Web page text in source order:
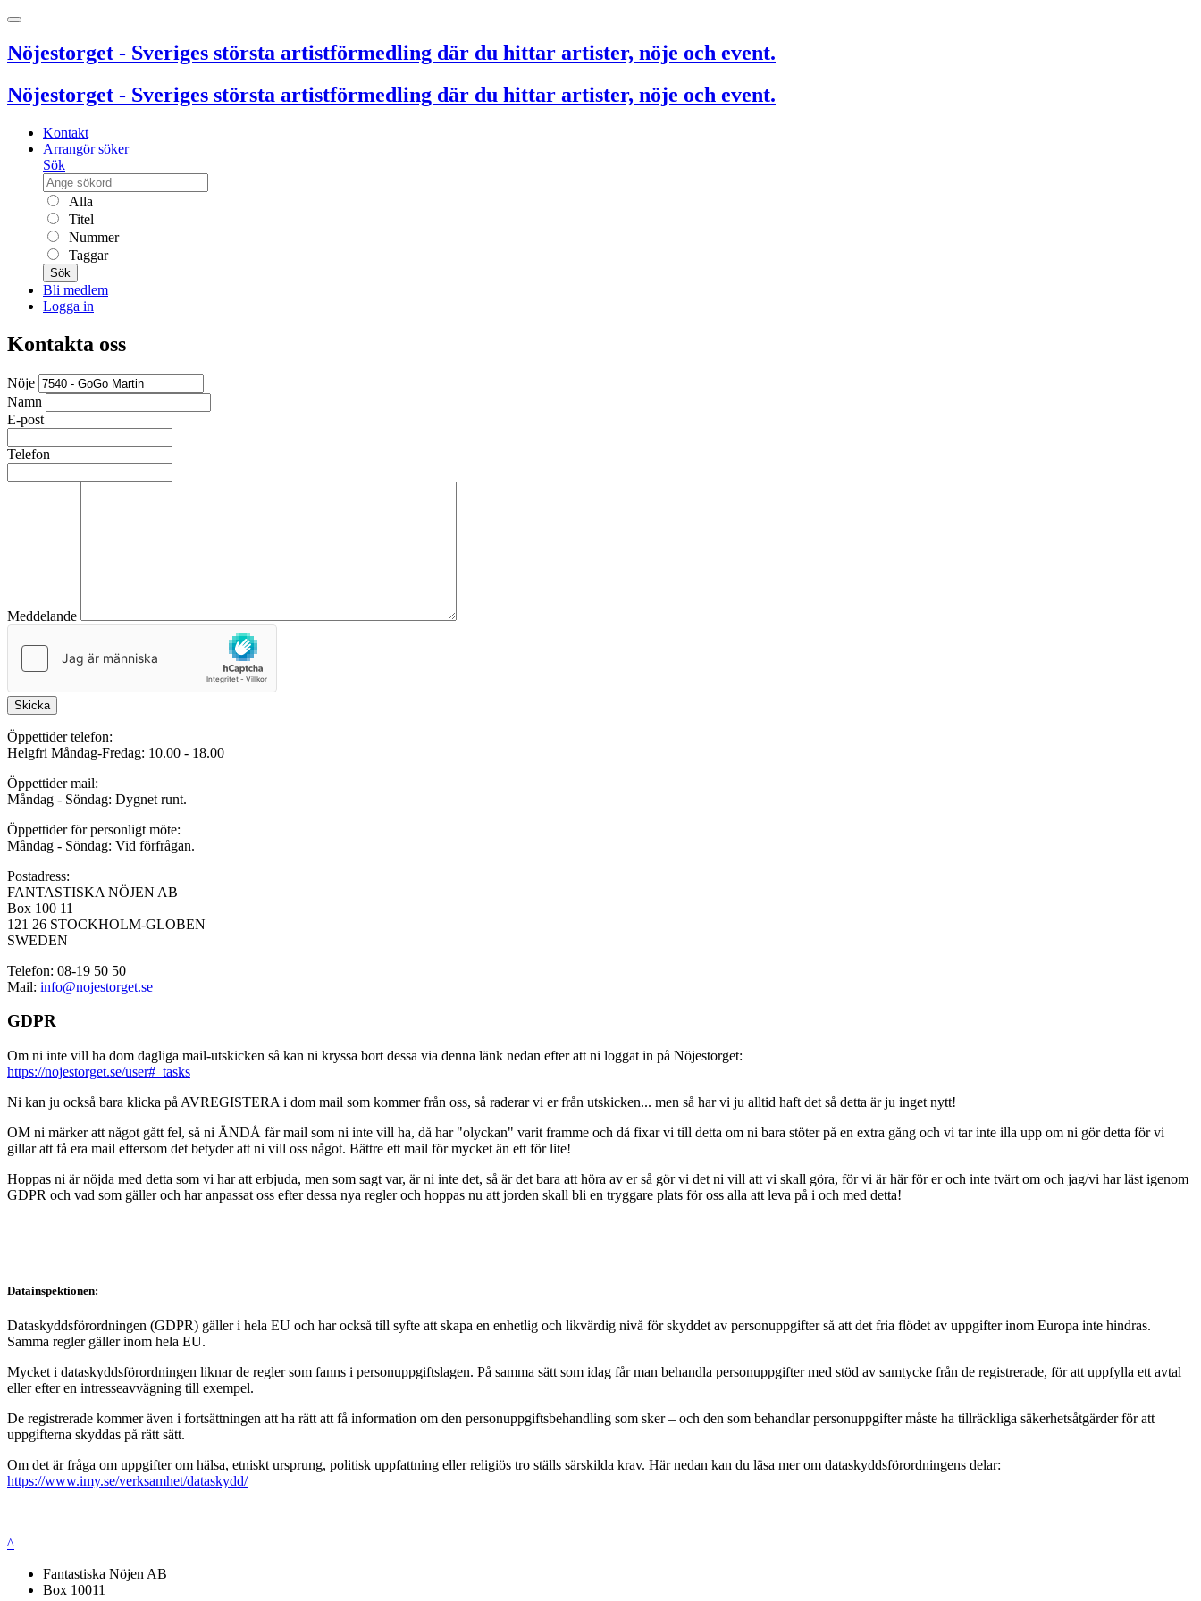
Nöjestorget - Sveriges största artistförmedling där du hittar artister, nöje och event.
Nöjestorget - Sveriges största artistförmedling där du hittar artister, nöje och event.
Kontakt
Arrangör söker
Sök
Alla
Titel
Nummer
Taggar
Sök
Bli medlem
Logga in
Kontakta oss
Nöje
Namn
E-post
Telefon
Meddelande
Skicka
Öppettider telefon:
Helgfri Måndag-Fredag: 10.00 - 18.00
Öppettider mail:
Måndag - Söndag: Dygnet runt.
Öppettider för personligt möte:
Måndag - Söndag: Vid förfrågan.
Postadress:
FANTASTISKA NÖJEN AB
Box 100 11
121 26 STOCKHOLM-GLOBEN
SWEDEN
Telefon: 08-19 50 50
Mail: info@nojestorget.se
GDPR
Om ni inte vill ha dom dagliga mail-utskicken så kan ni kryssa bort dessa via denna länk nedan efter att ni loggat in på Nöjestorget:
https://nojestorget.se/user#_tasks
Ni kan ju också bara klicka på AVREGISTERA i dom mail som kommer från oss, så raderar vi er från utskicken... men så har vi ju alltid haft det så detta är ju inget nytt!
OM ni märker att något gått fel, så ni ÄNDÅ får mail som ni inte vill ha, då har "olyckan" varit framme och då fixar vi till detta om ni bara stöter på en extra gång och vi tar inte illa upp om ni gör detta för vi
gillar att få era mail eftersom det betyder att ni vill oss något. Bättre ett mail för mycket än ett för lite!
Hoppas ni är nöjda med detta som vi har att erbjuda, men som sagt var, är ni inte det, så är det bara att höra av er så gör vi det ni vill att vi skall göra, för vi är här för er och inte tvärt om och jag/vi har läst igenom
GDPR och vad som gäller och har anpassat oss efter dessa nya regler och hoppas nu att jorden skall bli en tryggare plats för oss alla att leva på i och med detta!
Datainspektionen:
Dataskyddsförordningen (GDPR) gäller i hela EU och har också till syfte att skapa en enhetlig och likvärdig nivå för skyddet av personuppgifter så att det fria flödet av uppgifter inom Europa inte hindras.
Samma regler gäller inom hela EU.
Mycket i dataskyddsförordningen liknar de regler som fanns i personuppgiftslagen. På samma sätt som idag får man behandla personuppgifter med stöd av samtycke från de registrerade, för att uppfylla ett avtal
eller efter en intresseavvägning till exempel.
De registrerade kommer även i fortsättningen att ha rätt att få information om den personuppgiftsbehandling som sker – och den som behandlar personuppgifter måste ha tillräckliga säkerhetsåtgärder för att
uppgifterna skyddas på rätt sätt.
Om det är fråga om uppgifter om hälsa, etniskt ursprung, politisk uppfattning eller religiös tro ställs särskilda krav. Här nedan kan du läsa mer om dataskyddsförordningens delar:
https://www.imy.se/verksamhet/dataskydd/
^
Fantastiska Nöjen AB
Box 10011